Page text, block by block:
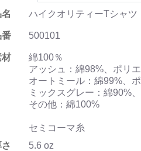
ハイクオリティーTシャツ
番 500101
材
綿100％
アッシュ：綿98%、ポリ
オートミール：綿99%、
ミックスグレー：綿90%
その他：綿100%
セミコーマ糸
5.6 oz